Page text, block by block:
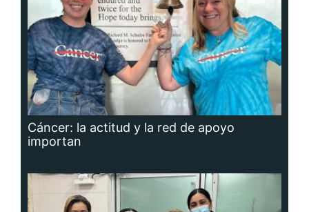
Cáncer: la actitud y la red de apoyo
importan